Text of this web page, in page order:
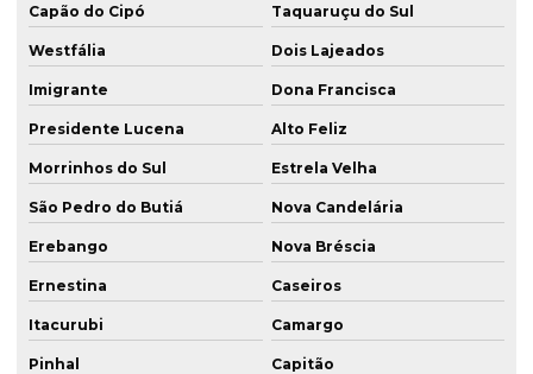
Capão do Cipó Taquaruçu do Sul
Westfália Dois Lajeados
Imigrante Dona Francisca
Presidente Lucena Alto Feliz
Morrinhos do Sul Estrela Velha
São Pedro do Butiá Nova Candelária
Erebango Nova Bréscia
Ernestina Caseiros
Itacurubi Camargo
Pinhal Capitão